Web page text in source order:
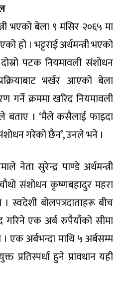
भएको बेला ९ मंसिर २०६५ मा
हो । भट्टराई अर्थमन्त्री भएको
पटक नियमावली संशोधन
भर्खर आएको बेला
गर्ने क्रममा खरिद नियमावली
बताए । ‘मैले कसैलाई फाइदा
गरेको छैन’, उनले भने ।
नेता सुरेन्द्र पाण्डे अर्थमन्त्री
संशोधन कृष्णबहादुर महरा
। स्वदेशी बोलपत्रदाताहरू बीच
गरिने एक अर्ब रुपैयाँको सीमा
एक अर्बभन्दा माथि ५ अर्बसम्म
प्रतिस्पर्धा हुने प्रावधान यही